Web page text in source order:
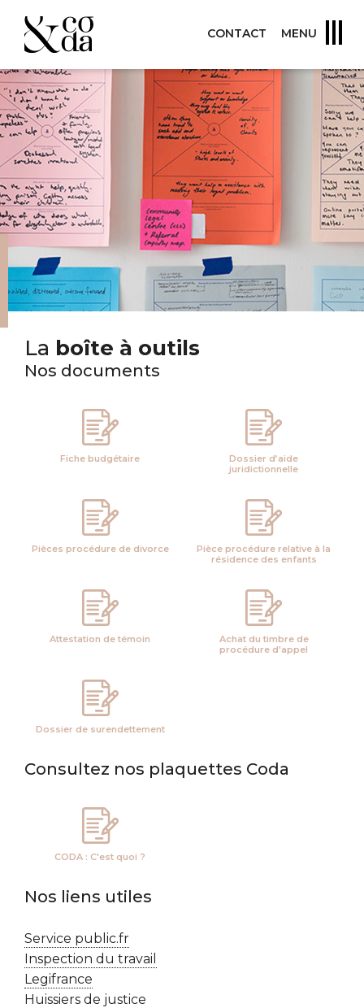
CONTACT MENU
La boîte à outils
Nos documents
Fiche budgétaire
Dossier d’aide
juridictionnelle
Pièces procédure de divorce
Pièce procédure relative à la
résidence des enfants
Attestation de témoin
Achat du timbre de
procédure d'appel
Dossier de surendettement
Consultez nos plaquettes Coda
CODA : C'est quoi ?
Nos liens utiles
Service public.fr
Inspection du travail
Legifrance
Huissiers de justice